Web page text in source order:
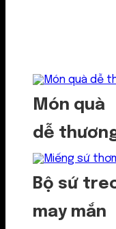
Món quà
dễ
Bộ sứ
may mắn